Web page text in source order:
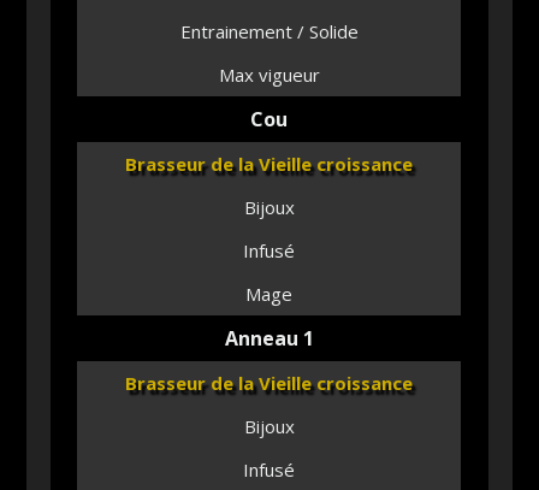
Entrainement / Solide
Max vigueur
Cou
Brasseur de la Vieille croissance
Bijoux
Infusé
Mage
Anneau 1
Brasseur de la Vieille croissance
Bijoux
Infusé